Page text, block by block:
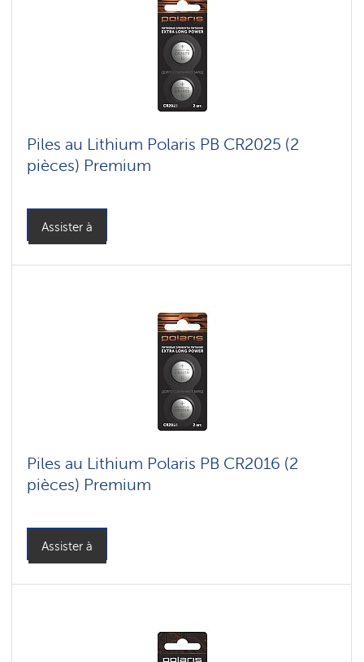
Piles au Lithium Polaris PB CR2025 (2
pièces) Premium
Assister à
Piles au Lithium Polaris PB CR2016 (2
pièces) Premium
Assister à